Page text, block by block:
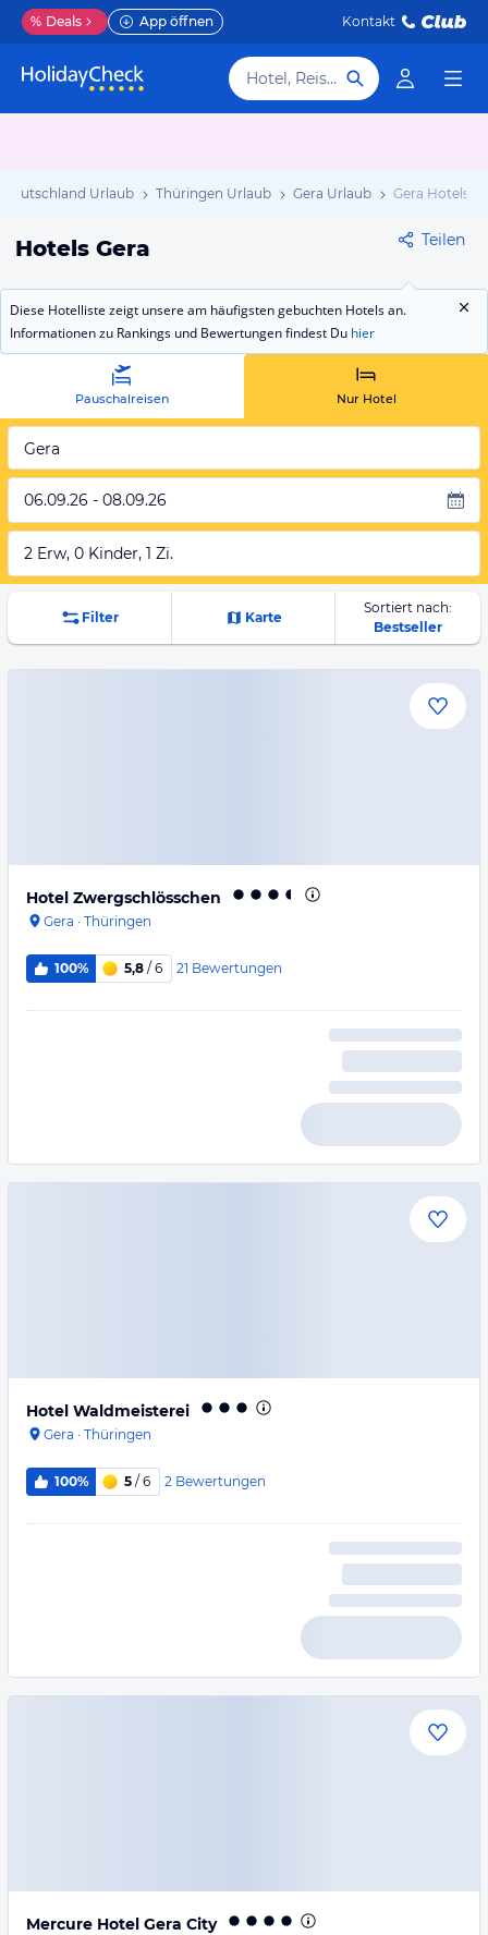
% Deals App öffnen Kontakt
Hotel, Reiseziel
Deutschland Urlaub Thüringen Urlaub Gera Urlaub Gera Hotels
Hotels Gera Teilen
Diese Hotelliste zeigt unsere am häufigsten gebuchten Hotels an.
Informationen zu Rankings und Bewertungen findest Du hier
Pauschalreisen Nur Hotel
Gera
06.09.26 - 08.09.26
2 Erw, 0 Kinder, 1 Zi.
Filter Karte
Sortiert nach:
Bestseller
Hotel Zwergschlösschen
Gera · Thüringen
100% 5,8 / 6 21 Bewertungen
Hotel Waldmeisterei
Gera · Thüringen
100% 5 / 6 2 Bewertungen
Mercure Hotel Gera City